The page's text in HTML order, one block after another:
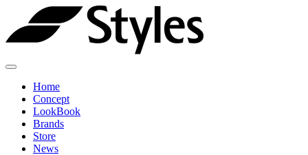
content
Home
Concept
LookBook
Brands
Store
News